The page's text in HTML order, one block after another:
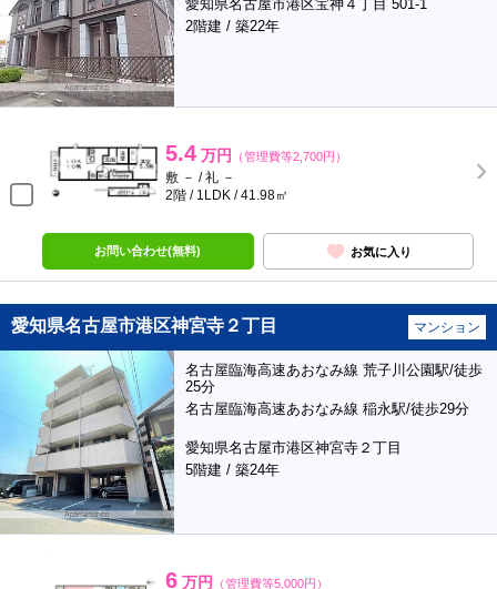
愛知県名古屋市港区宝神４丁目 501-1
2階建 / 築22年
5.4 万円 （管理費等2,700円）
敷 － / 礼 －
2階 / 1LDK / 41.98㎡
お問い合わせ(無料) お気に入り
愛知県名古屋市港区神宮寺２丁目 マンション
名古屋臨海高速あおなみ線 荒子川公園駅/徒歩
25分
名古屋臨海高速あおなみ線 稲永駅/徒歩29分
愛知県名古屋市港区神宮寺２丁目
5階建 / 築24年
6 万円 （管理費等5,000円）